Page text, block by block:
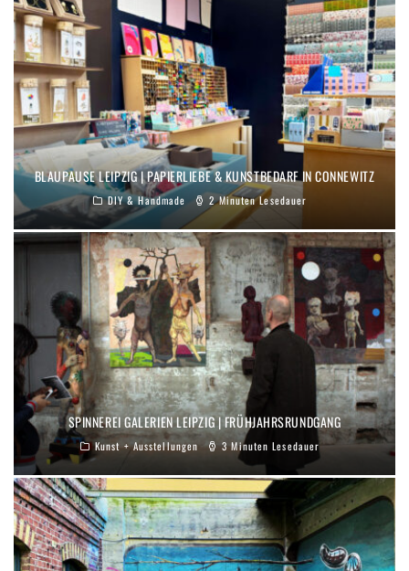
BLAUPAUSE LEIPZIG | PAPIERLIEBE & KUNSTBEDARF IN CONNEWITZ
DIY & Handmade 2 Minuten Lesedauer
SPINNEREI GALERIEN LEIPZIG | FRÜHJAHRSRUNDGANG
Kunst + Ausstellungen 3 Minuten Lesedauer